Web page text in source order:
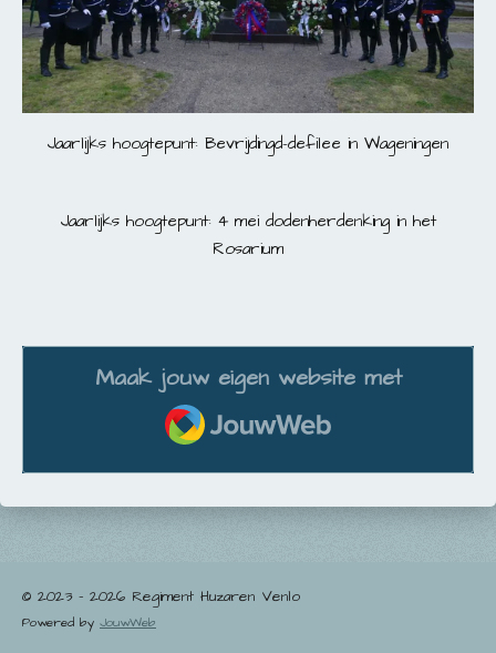
Jaarlijks hoogtepunt: Bevrijdingd-defilee in Wageningen
Jaarlijks hoogtepunt: 4 mei dodenherdenking in het
Rosarium
Maak jouw eigen website met
JouwWeb
© 2023 - 2026 Regiment Huzaren Venlo
Powered by JouwWeb